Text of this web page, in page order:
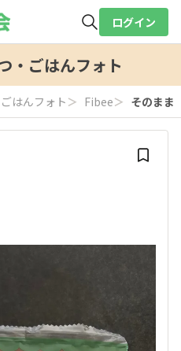
検索
ログイン
・ごはんフォト
はんフォト ＞ Fibee＞ そのまま